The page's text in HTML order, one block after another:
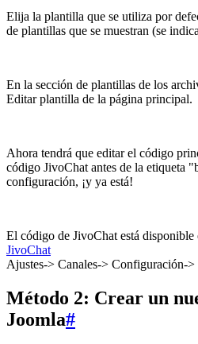
Elija la plantilla que se utiliza por
de plantillas que se muestran (se
En la sección de plantillas de los
Editar plantilla de la página principal.
Ahora tendrá que editar el código
código JivoChat antes de la etiqueta
configuración, ¡y ya está!
El código de JivoChat está disponible
JivoChat
Ajustes-> Canales-> Configuración->
Método 2: Crear un
Joomla#